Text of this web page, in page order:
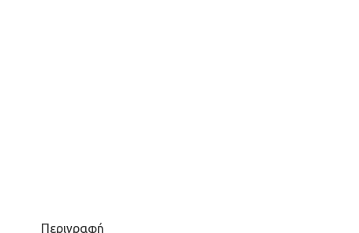
Περιγραφή